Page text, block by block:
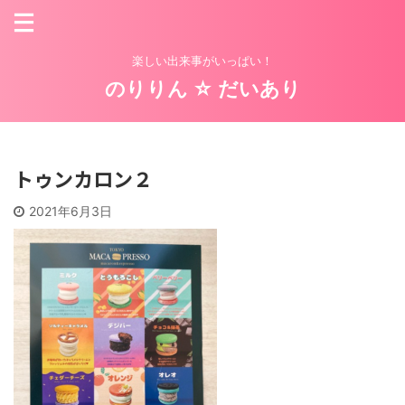
楽しい出来事がいっぱい！
のりりん ☆ だいあり
トゥンカロン２
2021年6月3日